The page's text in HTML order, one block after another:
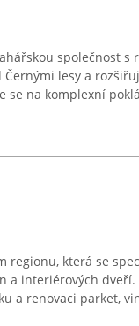
společnost s
lesy a
se na komplexní
regionu, která se
a interiérových dveří.
a renovaci parket,